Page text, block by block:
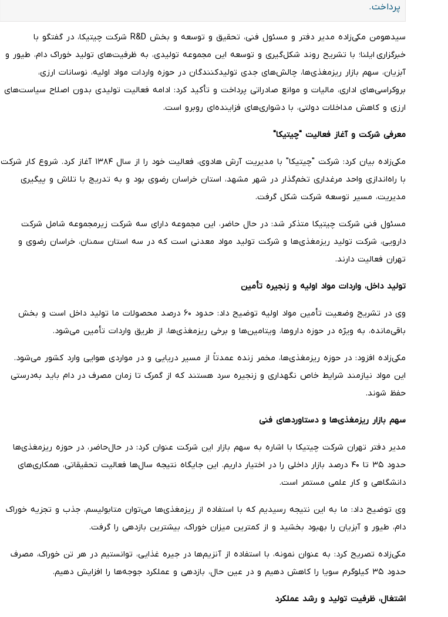
پرداخت.
سیدهومن مکی‌زاده مدیر دفتر و مسئول فنی، تحقیق و توسعه و بخش R&D شرکت چیتیکا، در گفتگو با
خبرگزاری ایلنا؛ با تشریح روند شکل‌گیری و توسعه این مجموعه تولیدی، به ظرفیت‌های تولید خوراک دام، طیور و
آبزیان، سهم بازار ریزمغذی‌ها، چالش‌های جدی تولیدکنندگان در حوزه واردات مواد اولیه، نوسانات ارزی،
بروکراسی‌های اداری، مالیات و موانع صادراتی پرداخت و تأکید کرد: ادامه فعالیت تولیدی بدون اصلاح سیاست‌های
ارزی و کاهش مداخلات دولتی، با دشواری‌های فزاینده‌ای روبرو است.
معرفی شرکت و آغاز فعالیت "چیتیکا"
مکی‌زاده بیان کرد: شرکت "چیتیکا" با مدیریت آرش هادوی، فعالیت خود را از سال ۱۳۸۴ آغاز کرد. شروع کار شرکت
با راه‌اندازی واحد مرغداری تخم‌گذار در شهر مشهد، استان خراسان رضوی بود و به تدریج با تلاش و پیگیری
مدیریت، مسیر توسعه شرکت شکل گرفت.
مسئول فنی شرکت چیتیکا متذکر شد: در حال حاضر، این مجموعه دارای سه شرکت زیرمجموعه شامل شرکت
دارویی، شرکت تولید ریزمغذی‌ها و شرکت تولید مواد معدنی است که در سه استان سمنان، خراسان رضوی و
تهران فعالیت دارند.
تولید داخل، واردات مواد اولیه و زنجیره تأمین
وی در تشریح وضعیت تأمین مواد اولیه توضیح داد: حدود ۶۰ درصد محصولات ما تولید داخل است و بخش
باقی‌مانده، به ویژه در حوزه داروها، ویتامین‌ها و برخی ریزمغذی‌ها، از طریق واردات تأمین می‌شود.
مکی‌زاده افزود: در حوزه ریزمغذی‌ها، مخمر زنده عمدتاً از مسیر دریایی و در مواردی هوایی وارد کشور می‌شود.
این مواد نیازمند شرایط خاص نگهداری و زنجیره سرد هستند که از گمرک تا زمان مصرف در دام باید به‌درستی
حفظ شوند.
سهم بازار ریزمغذی‌ها و دستاوردهای فنی
مدیر دفتر تهران شرکت چیتیکا با اشاره به سهم بازار این شرکت عنوان کرد: در حال‌حاضر، در حوزه ریزمغذی‌ها
حدود ۳۵ تا ۴۰ درصد بازار داخلی را در اختیار داریم. این جایگاه نتیجه سال‌ها فعالیت تحقیقاتی، همکاری‌های
دانشگاهی و کار علمی مستمر است.
وی توضیح داد: ما به این نتیجه رسیدیم که با استفاده از ریزمغذی‌ها می‌توان متابولیسم، جذب و تجزیه خوراک
دام، طیور و آبزیان را بهبود بخشید و از کمترین میزان خوراک، بیشترین بازدهی را گرفت.
مکی‌زاده تصریح کرد: به عنوان نمونه، با استفاده از آنزیم‌ها در جیره غذایی، توانستیم در هر تن خوراک، مصرف
حدود ۳۵ کیلوگرم سویا را کاهش دهیم و در عین حال، بازدهی و عملکرد جوجه‌ها را افزایش دهیم.
اشتغال، ظرفیت تولید و رشد عملکرد